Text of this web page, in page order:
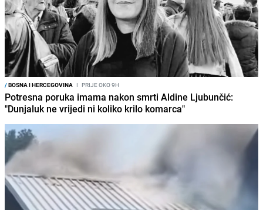
/BOSNA I HERCEGOVINA I PRIJE OKO 9H
Potresna poruka imama nakon smrti Aldine Ljubunčić:
"Dunjaluk ne vrijedi ni koliko krilo komarca"